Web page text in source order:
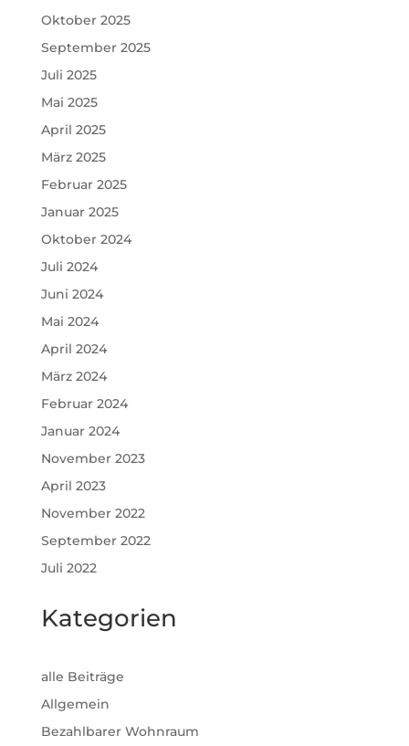
Oktober 2025
September 2025
Juli 2025
Mai 2025
April 2025
März 2025
Februar 2025
Januar 2025
Oktober 2024
Juli 2024
Juni 2024
Mai 2024
April 2024
März 2024
Februar 2024
Januar 2024
November 2023
April 2023
November 2022
September 2022
Juli 2022
Kategorien
alle Beiträge
Allgemein
Bezahlbarer Wohnraum